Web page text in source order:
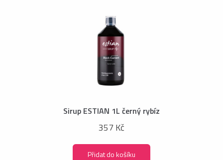
Sirup ESTIAN 1L černý rybíz
357 Kč
Přidat do košíku